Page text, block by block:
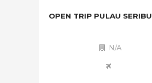
OPEN TRIP PULAU SERIBU
N/A